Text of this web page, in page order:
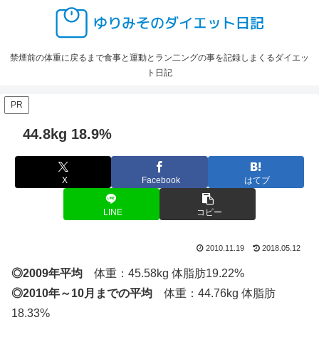
禁煙前の体重に戻るまで食事と運動とラン二ングの事を記録しまくるダイエッ
ト日記
PR
44.8kg 18.9%
X Facebook はてブ
LINE コピー
2010.11.19 2018.05.12
◎2009年平均 体重：45.58kg 体脂肪19.22%
◎2010年～10月までの平均 体重：44.76kg 体脂肪
18.33%